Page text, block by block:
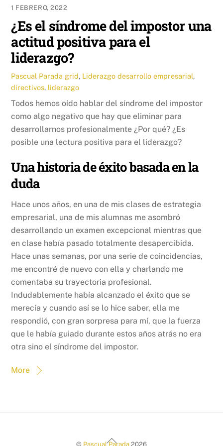
1 FEBRERO, 2022
¿Es el síndrome del impostor una
actitud positiva para el
liderazgo?
Pascual Parada grid, Liderazgo desarrollo empresarial,
directivos, liderazgo
Todos hemos oído hablar del síndrome del impostor
como algo negativo que hay que eliminar para
desarrollarnos profesionalmente ¿Por qué? ¿Es
posible una lectura positiva para el liderazgo?
Una historia de éxito basada en la
duda
Hace unos años, en una de mis clases de estrategia
empresarial, una de mis alumnas me asombró
desarrollando un examen excepcional mientras que
en clase había pasado totalmente desapercibida.
Hace unas semanas, por una serie de coincidencias,
me encontré de nuevo con ella y charlando me
comentaba su trayectoria profesional.
Indudablemente había alcanzado el éxito que se
merecía y cuando así se lo hice saber, ella me
respondió, con gran sorpresa para mí, que la fuerza
que le había guiado durante estos años atrás no era
otra sino el síndrome del impostor.
More
Back
© Pascual Parada 2026